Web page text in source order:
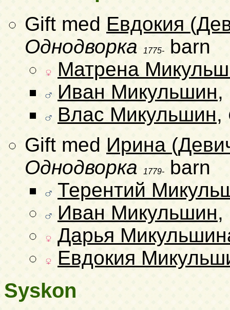
Gift med Евдокия
Однодворка
1775-
barn
Матрена
Иван Микульшин,
Влас Микульшин,
Gift med Ирина
Однодворка
1779-
barn
Терентий
Иван Микульшин,
Дарья
Евдокия
Syskon